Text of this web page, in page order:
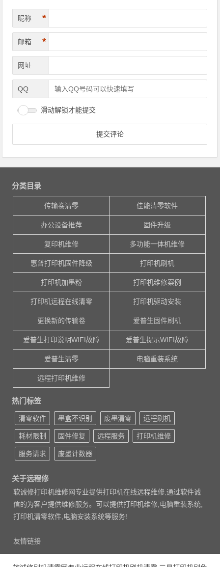
昵称 *
邮箱 *
网址
QQ
滑动解锁才能提交
分类目录
传输卷清零 佳能清零软件
办公设备推荐 固件升级
复印机维修 多功能一体机维修
惠普打印机固件降级 打印机刷机
打印机加墨粉 打印机维修案例
打印机远程在线清零 打印机驱动安装
更换新的传输卷 爱普生固件刷机
爱普生打印说明WIFI故障 爱普生提示WIFI故障
爱普生清零 电脑重装系统
远程打印机维修
热门标签
清零软件 墨盒不识别 废墨清零 远程刷机
耗材限制 固件修复 远程服务 打印机维修
服务请求 废墨计数器
关于远程修
软诚修打印机维修网专业提供打印机在线远程维修,通过软件诚
信的为客户提供维修服务。可以提供打印机维修,电脑重装系统,
打印机清零软件,电脑安装系统等服务!
友情链接